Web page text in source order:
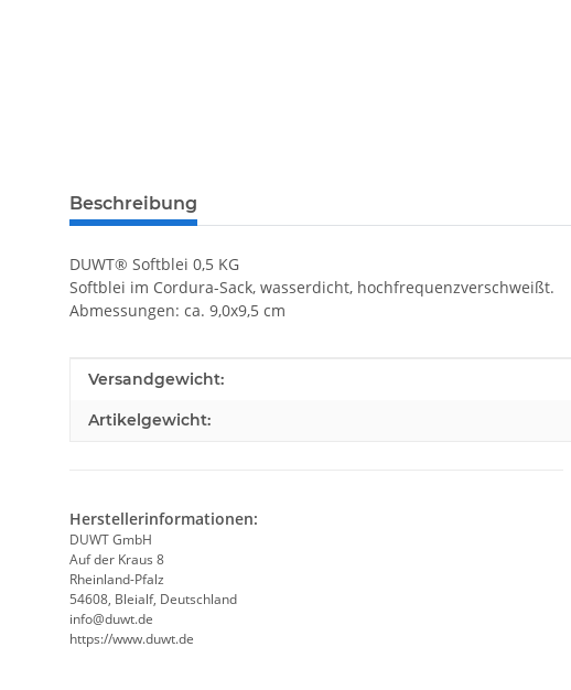
Beschreibung
DUWT® Softblei 0,5 KG
Softblei im Cordura-Sack, wasserdicht, hochfrequenzverschweißt.
Abmessungen: ca. 9,0x9,5 cm
Produkteigenschaft
Wert
Versandgewicht:
Artikelgewicht:
Herstellerinformationen:
DUWT GmbH
Auf der Kraus 8
Rheinland-Pfalz
54608, Bleialf, Deutschland
info@duwt.de
https://www.duwt.de